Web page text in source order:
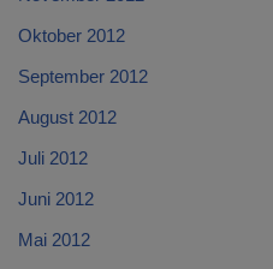
Oktober 2012
September 2012
August 2012
Juli 2012
Juni 2012
Mai 2012